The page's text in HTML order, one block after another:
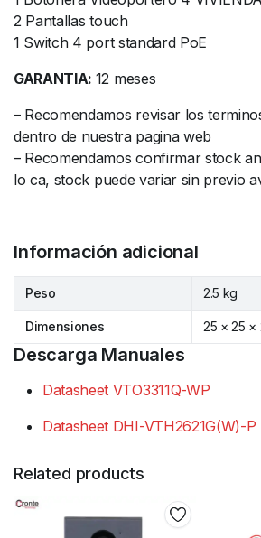
2 Pantallas touch
1 Switch 4 port standard PoE
GARANTIA: 12 meses
– Recomendamos revisar los
dentro de nuestra pagina web
– Recomendamos confirmar stock
lo ca, stock puede variar sin previo
Información adicional
Peso 2.5 kg
Dimensiones 25 × 25 ×
Descarga Manuales
Datasheet VTO3311Q-WP
Datasheet DHI-VTH2621G(W)-P
Related products